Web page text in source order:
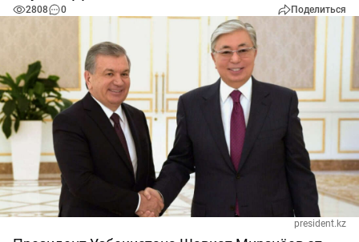
2808 0 Поделиться
president.kz